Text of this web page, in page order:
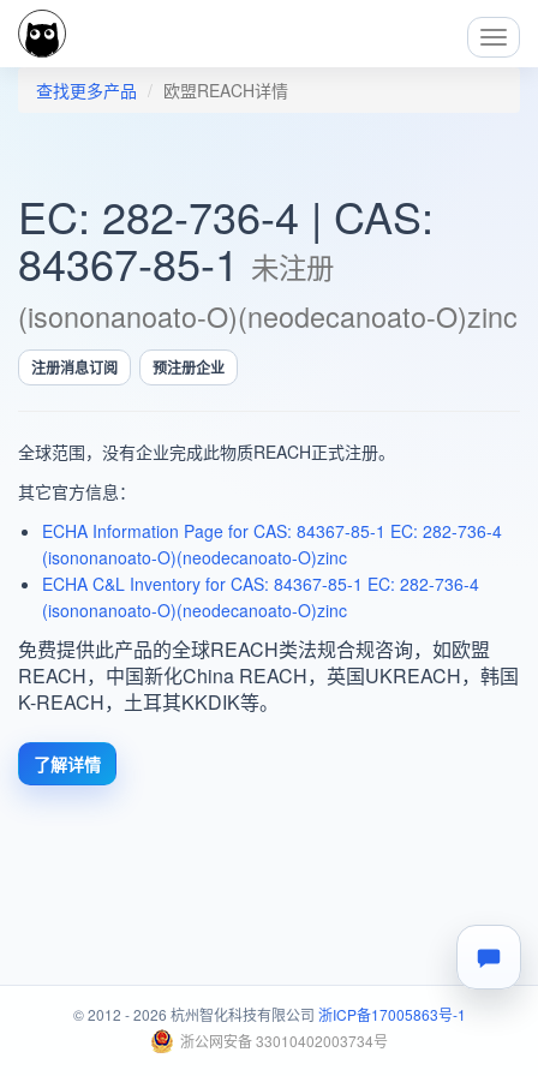
查找更多产品
欧盟REACH详情
EC: 282-736-4 | CAS:
84367-85-1 未注册
(isononanoato-O)(neodecanoato-O)zinc
注册消息订阅 预注册企业
全球范围，没有企业完成此物质REACH正式注册。
其它官方信息：
ECHA Information Page for CAS: 84367-85-1 EC: 282-736-4
(isononanoato-O)(neodecanoato-O)zinc
ECHA C&L Inventory for CAS: 84367-85-1 EC: 282-736-4
(isononanoato-O)(neodecanoato-O)zinc
免费提供此产品的全球REACH类法规合规咨询，如欧盟
REACH，中国新化China REACH，英国UKREACH，韩国
K-REACH，土耳其KKDIK等。
了解详情
© 2012 - 2026 杭州智化科技有限公司 浙ICP备17005863号-1
浙公网安备 33010402003734号